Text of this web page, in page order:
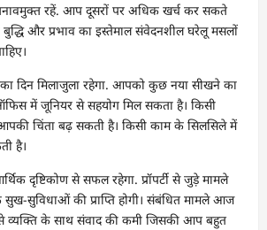
रहें. आप दूसरों पर अधिक खर्च कर सकते
और प्रभाव का इस्तेमाल संवेदनशील घरेलू मसलों
दिन मिलाजुला रहेगा. आपको कुछ नया सीखने का
में जूनियर से सहयोग मिल सकता है। किसी
चिंता बढ़ सकती है। किसी काम के सिलसिले में
है।
दृष्टिकोण से सफल रहेगा. प्रॉपर्टी से जुड़े मामले
सुविधाओं की प्राप्ति होगी। संबंधित मामले आज
व्यक्ति के साथ संवाद की कमी जिसकी आप बहुत